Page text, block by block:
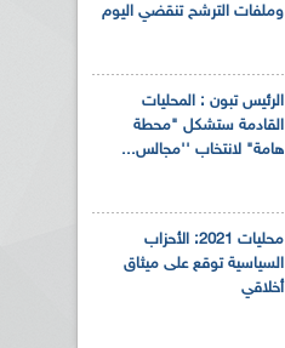
وملفات الترشح تنقضي اليوم
الرئيس تبون : المحليات
القادمة ستشكل "محطة
هامة" لانتخاب ''مجالس...
محليات 2021: الأحزاب
السياسية توقع على ميثاق
أخلاقي